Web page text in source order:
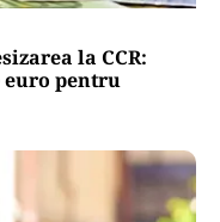
la CCR:
euro pentru